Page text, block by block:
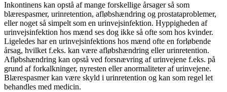
Inkontinens kan opstå af mange forskellige årsager så som
blærespasmer, urinretention, afløbshændring og prostataproblemer,
eller noget så simpelt som en urinvejsinfektion. Hyppigheden af
urinvejsinfektion hos mænd ses dog ikke så ofte som hos kvinder.
Ligeledes har en urinvejsinfektions hos mænd ofte en forløbende
årsag, hvilket f.eks. kan være afløbshændring eller urinretention.
Afløbshændring kan opstå ved forsnævring af urinvejene f.eks. på
grund af forkalkninger, nyresten eller anormaliteter af urinvejene.
Blærespasmer kan være skyld i urinretention og kan som regel let
behandles med medicin.